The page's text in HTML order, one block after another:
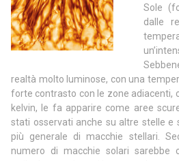
Sole
dalle
realtà molto luminose, con una
forte contrasto con le zone adiacenti,
kelvin, le fa apparire come aree
stati osservati anche su altre stelle e
più generale di macchie stellari.
numero di macchie solari sarebbe